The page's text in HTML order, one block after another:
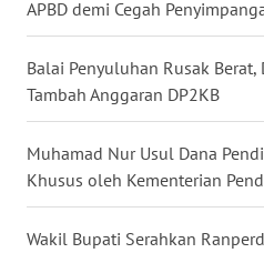
APBD demi Cegah
Balai Penyuluhan Rusak Berat,
Tambah Anggaran DP2KB
Muhamad Nur Usul Dana
Khusus oleh Kementerian
Wakil Bupati Serahkan
WN
WN
KALTENG
WN
KALTARA